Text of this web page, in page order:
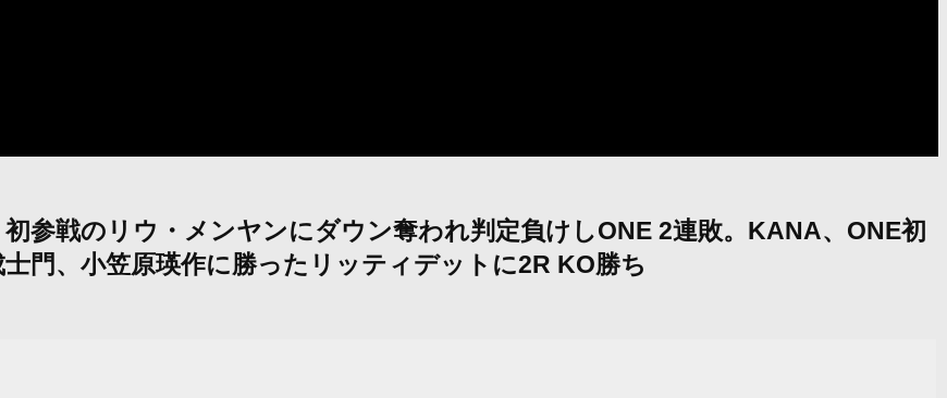
参戦のリウ・メンヤンにダウン奪われ判定負けしONE 2連敗。KANA、ONE初
門、小笠原瑛作に勝ったリッティデットに2R KO勝ち